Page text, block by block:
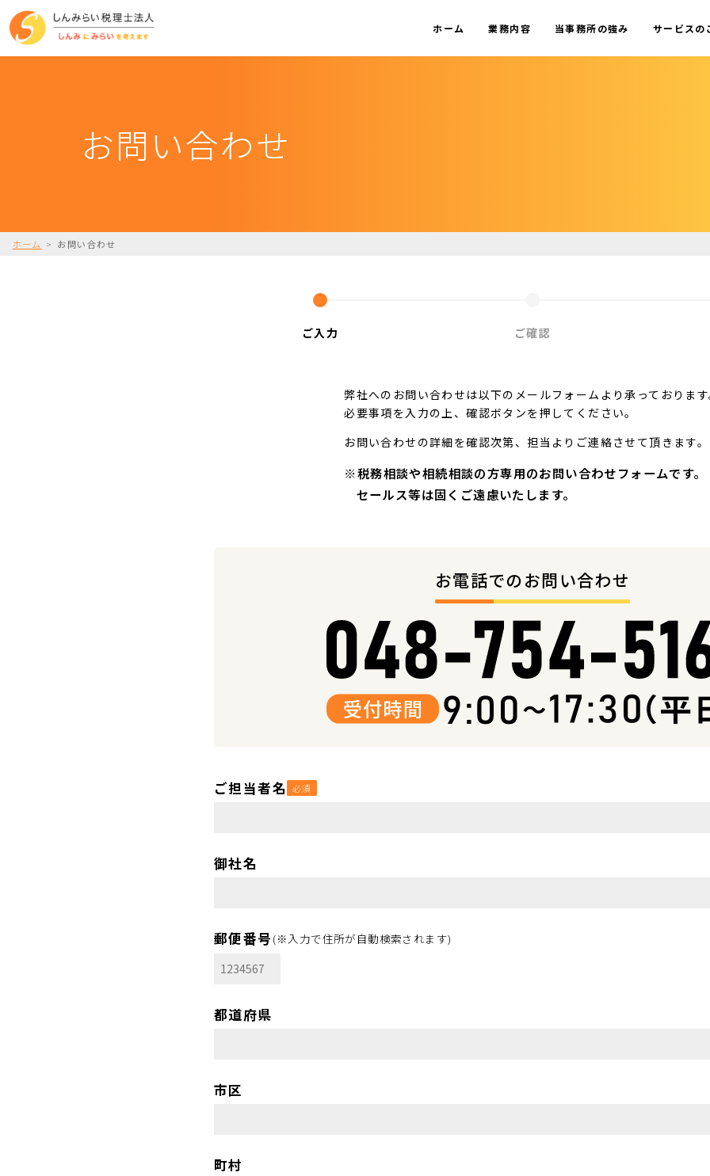
ホーム 業務内容 当事務所の強み サービスの
お問い合わせ
ホーム > お問い合わせ
ご入力 ご確認
弊社へのお問い合わせは以下のメールフォームより承っておりま
必要事項を入力の上、確認ボタンを押してください。
お問い合わせの詳細を確認次第、担当よりご連絡させて頂きます。
税務相談や相続相談の方専用のお問い合わせフォームです。
セールス等は固くご遠慮いたします。
お電話でのお問い合わせ
ご担当者名 必須
御社名
郵便番号 (※入力で住所が自動検索されます)
都道府県
市区
町村